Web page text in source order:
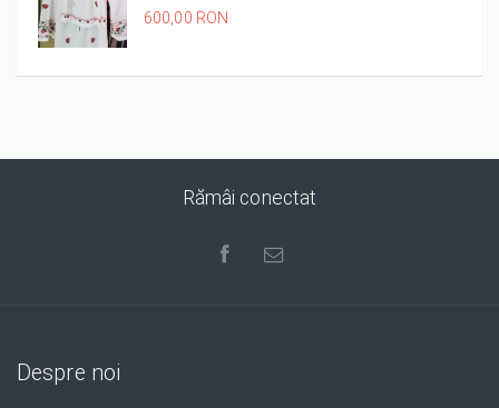
it
it
it
it
it
600,00 RON
Rămâi conectat
Despre noi